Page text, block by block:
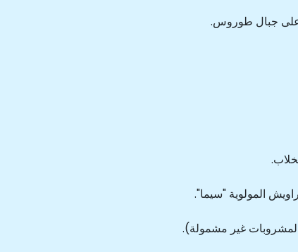
على جبال طوروس.
المولوية "سيما".
غير مشمولة).